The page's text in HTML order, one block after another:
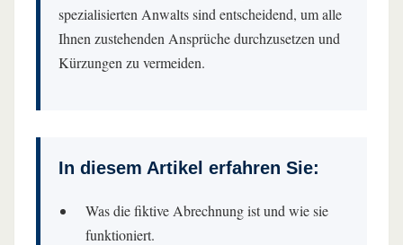
spezialisierten Anwalts sind entscheidend, um alle
Ihnen zustehenden Ansprüche durchzusetzen und
Kürzungen zu vermeiden.
In diesem Artikel erfahren Sie:
Was die fiktive Abrechnung ist und wie sie
funktioniert.